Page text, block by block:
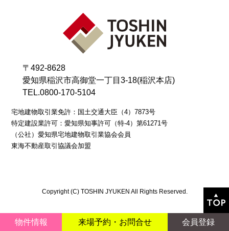
物件情報 来場予約 ・ お問合せ 会員登録
〒492-8628
愛知県稲沢市高御堂一丁目3-18(稲沢本店)
TEL.0800-170-5104
宅地建物取引業免許：国土交通大臣（4）7873号
特定建設業許可：愛知県知事許可（特-4）第61271号
（公社）愛知県宅地建物取引業協会会員
東海不動産取引協議会加盟
Copyright (C) TOSHIN JYUKEN All Rights Reserved.